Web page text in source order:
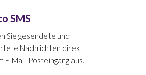
SMS
Sie gesendete und
Nachrichten direkt
E-Mail-Posteingang aus.